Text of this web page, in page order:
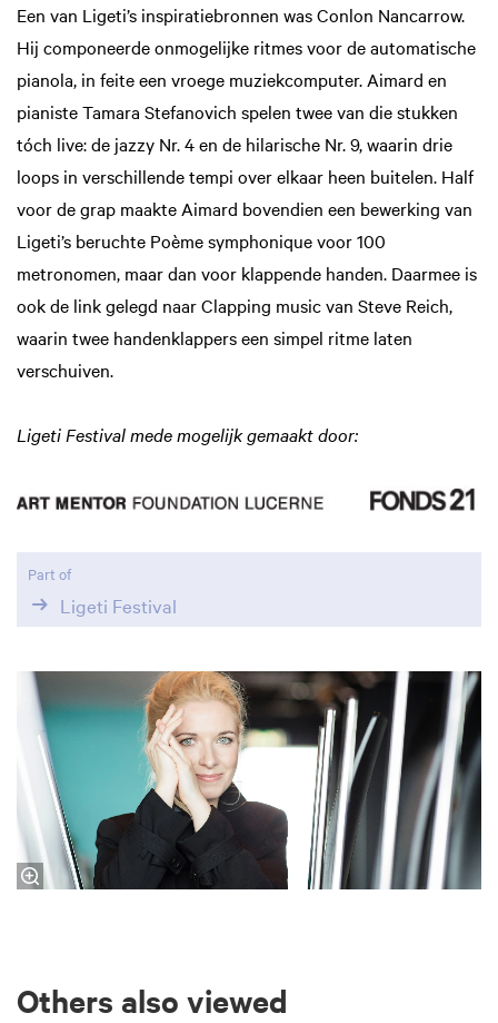
Een van Ligeti’s inspiratiebronnen was Conlon Nancarrow.
Hij componeerde onmogelijke ritmes voor de automatische
pianola, in feite een vroege muziekcomputer. Aimard en
pianiste Tamara Stefanovich spelen twee van die stukken
tóch live: de jazzy Nr. 4 en de hilarische Nr. 9, waarin drie
loops in verschillende tempi over elkaar heen buitelen. Half
voor de grap maakte Aimard bovendien een bewerking van
Ligeti’s beruchte Poème symphonique voor 100
metronomen, maar dan voor klappende handen. Daarmee is
ook de link gelegd naar Clapping music van Steve Reich,
waarin twee handenklappers een simpel ritme laten
verschuiven.
Ligeti Festival mede mogelijk gemaakt door:
Part of
Ligeti Festival
Others also viewed